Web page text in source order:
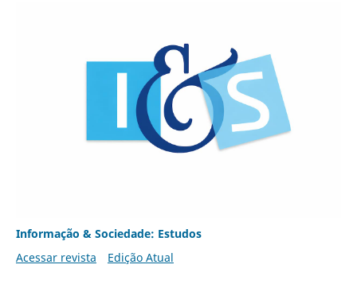
Informação & Sociedade: Estudos
Acessar revista
Edição Atual